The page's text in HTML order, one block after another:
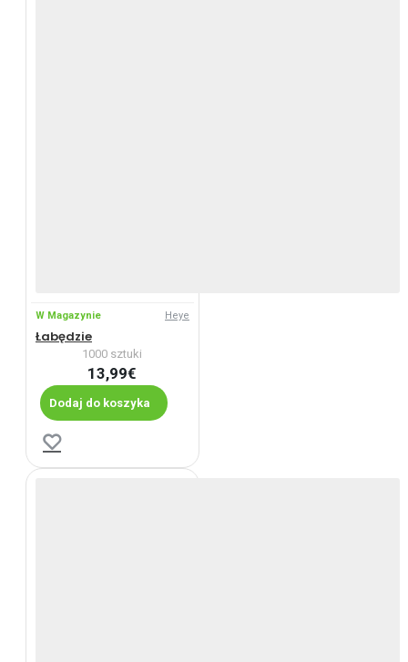
W Magazynie Heye
Łabędzie
1000 sztuki
13,99€
Dodaj do koszyka